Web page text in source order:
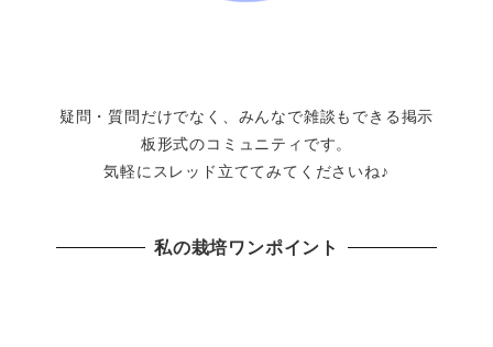
疑問・質問だけでなく、みんなで雑談もできる掲示
板形式のコミュニティです。
気軽にスレッド立ててみてくださいね♪
私の栽培ワンポイント